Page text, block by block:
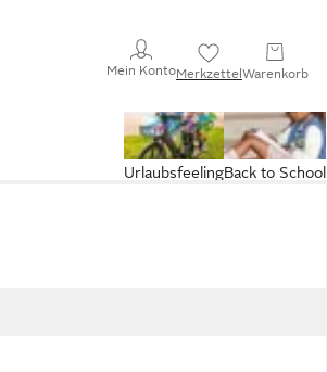
Mein KontoMerkzettelWarenkorb
Back to School
Urlaubsfeeling